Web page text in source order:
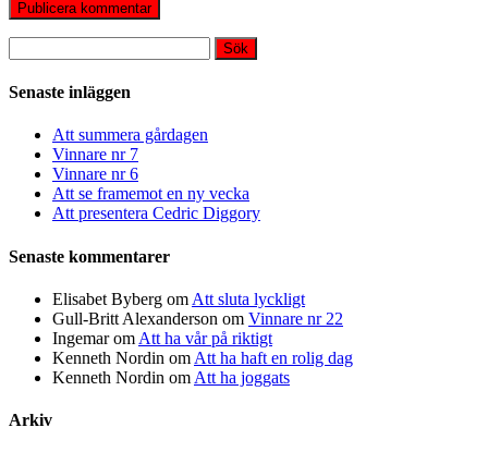
efter:
Senaste inläggen
Att summera gårdagen
Vinnare nr 7
Vinnare nr 6
Att se framemot en ny vecka
Att presentera Cedric Diggory
Senaste kommentarer
Elisabet Byberg om Att sluta lyckligt
Gull-Britt Alexanderson om Vinnare nr 22
Ingemarom Att ha vår på riktigt
Kenneth Nordin om Att ha haft en rolig dag
Kenneth Nordin om Att ha joggats
Arkiv